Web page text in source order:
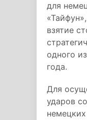
для
взятие
одного
года.
Для
ударов